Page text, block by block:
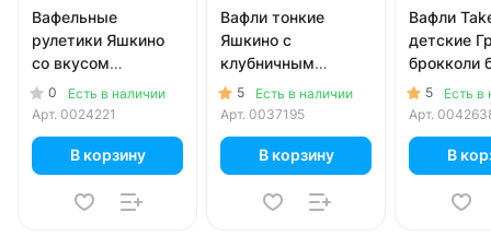
Вафельные
рулетики Яшкино
со вкусом
сгущенного молока
160 гр
0
Есть в наличии
Арт. 0024221
В корзину
Вафли тонкие
Яшкино с
клубничным
кремом 144 гр
5
Есть в наличии
Арт. 0037195
В корзину
Вафли
детские
брокколи
сахара 35
5
Есть в
Арт.
В